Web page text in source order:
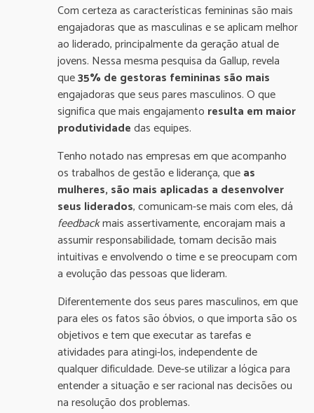
Com certeza as características femininas são mais
engajadoras que as masculinas e se aplicam melhor
ao liderado, principalmente da geração atual de
jovens. Nessa mesma pesquisa da Gallup, revela
que35% de gestoras femininas são mais
engajadoras que seus pares masculinos. O que
significa que mais engajamento resulta em maior
produtividadedas equipes.
Tenho notado nas empresas em que acompanho
os trabalhos de gestão e liderança, queas
mulheres, são mais aplicadas a desenvolver
seus liderados, comunicam-se mais com eles, dá
feedbackmais assertivamente, encorajam mais a
assumir responsabilidade, tomam decisão mais
intuitivas e envolvendo o time e se preocupam com
a evolução das pessoas que lideram.
Diferentemente dos seus pares masculinos, em que
para eles os fatos são óbvios, o que importa são os
objetivos e tem que executar as tarefas e
atividades para atingi-los, independente de
qualquer dificuldade. Deve-se utilizar a lógica para
entender a situação e ser racional nas decisões ou
na resolução dos problemas.